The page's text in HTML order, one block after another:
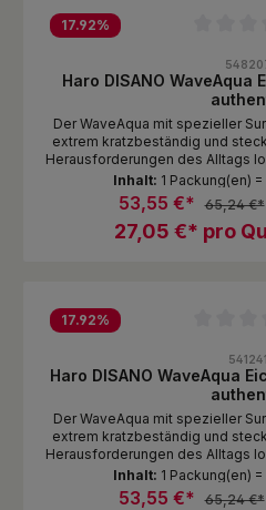
17.92%
Haro DISANO WaveAqua
Der WaveAqua mit spezieller
extrem kratzbeständig und
Herausforderungen des Alltags
Nässeschutz unempfindlich
ist echte DISANO Qualität
27,05 €* pro
53,55 €* 65,24 €*
Inhalt: 1 Packung(en)
17.92%
541241
Haro DISANO WaveAqua
Der WaveAqua mit spezieller
extrem kratzbeständig und
Herausforderungen des Alltags
Nässeschutz unempfindlich
ist echte DISANO Qualität
53,55 €* 65,24 €*
Inhalt: 1 Packung(en)